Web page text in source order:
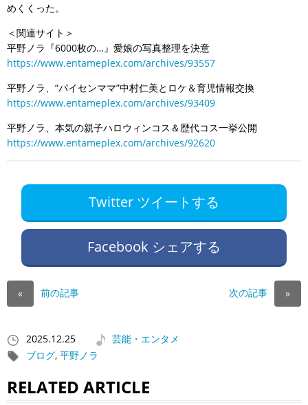
めくくった。
＜関連サイト＞
平野ノラ『6000枚の…』愛娘の写真整理を決意
https://www.entameplex.com/archives/93557
平野ノラ、“パイセンママ”中村仁美とロケ＆育児情報交換
https://www.entameplex.com/archives/93409
平野ノラ、本気の親子ハロウィンコス＆歴代コス一挙公開
https://www.entameplex.com/archives/92620
Twitter ツイートする
Facebook シェアする
« 前の記事 次の記事 »
2025.12.25
芸能・エンタメ
ブログ, 平野ノラ
RELATED ARTICLE